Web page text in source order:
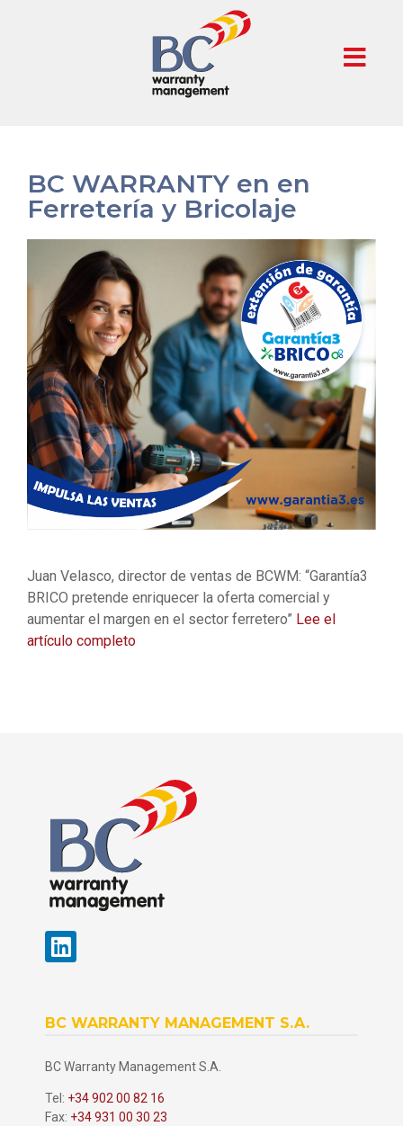
BC WARRANTY en en
Ferretería y Bricolaje
Juan Velasco, director de ventas de BCWM: “Garantía3
BRICO pretende enriquecer la oferta comercial y
aumentar el margen en el sector ferretero” Lee el
artículo completo
BC WARRANTY MANAGEMENT S.A.
BC Warranty Management S.A.
Tel: +34 902 00 82 16
Fax: +34 931 00 30 23